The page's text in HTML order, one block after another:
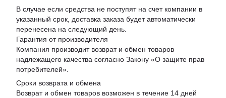
В случае если средства не поступят на счет компании в
указанный срок, доставка заказа будет автоматически
перенесена на следующий день.
Гарантия от производителя
Компания производит возврат и обмен товаров
надлежащего качества согласно Закону «О защите прав
потребителей».
Сроки возврата и обмена
Возврат и обмен товаров возможен в течение 14 дней